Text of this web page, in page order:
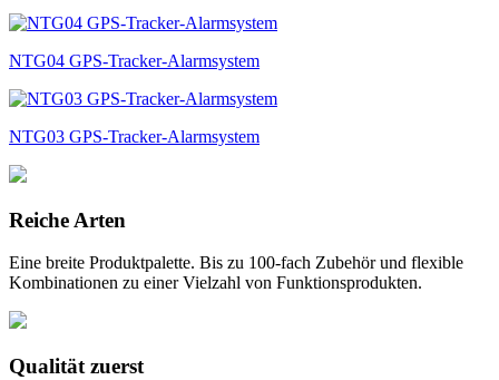
NTG04 GPS-Tracker-Alarmsystem
NTG03 GPS-Tracker-Alarmsystem
Reiche Arten
Eine breite Produktpalette. Bis zu 100-fach Zubehör und flexible
Kombinationen zu einer Vielzahl von Funktionsprodukten.
Qualität zuerst